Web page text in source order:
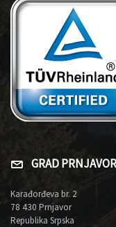
GRAD PRNJAVOR
Karađorđeva br. 2
78 430 Prnjavor
Republika Srpska